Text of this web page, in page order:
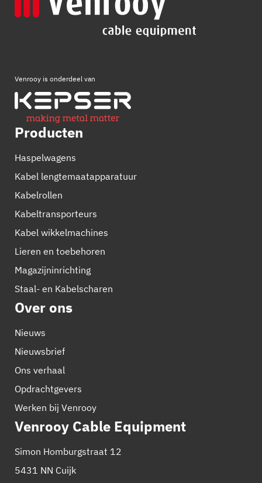
Venrooy is onderdeel van
Producten
Haspelwagens
Kabel lengtemaatapparatuur
Kabelrollen
Kabeltransporteurs
Kabel wikkelmachines
Lieren en toebehoren
Magazijninrichting
Staal- en Kabelscharen
Over ons
Nieuws
Nieuwsbrief
Ons verhaal
Opdrachtgevers
Werken bij Venrooy
Venrooy Cable Equipment
Simon Homburgstraat 12
5431 NN Cuijk